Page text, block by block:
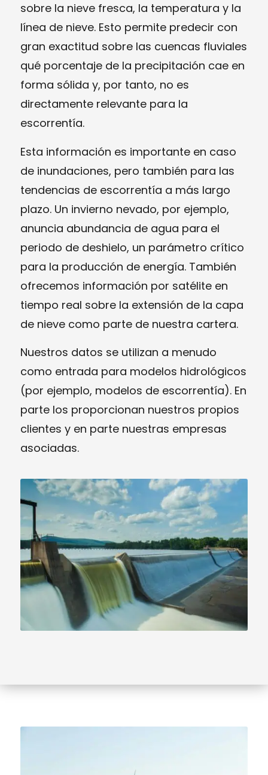
sobre la nieve fresca, la temperatura y la
línea de nieve. Esto permite predecir con
gran exactitud sobre las cuencas fluviales
qué porcentaje de la precipitación cae en
forma sólida y, por tanto, no es
directamente relevante para la
escorrentía.
Esta información es importante en caso
de inundaciones, pero también para las
tendencias de escorrentía a más largo
plazo. Un invierno nevado, por ejemplo,
anuncia abundancia de agua para el
periodo de deshielo, un parámetro crítico
para la producción de energía. También
ofrecemos información por satélite en
tiempo real sobre la extensión de la capa
de nieve como parte de nuestra cartera.
Nuestros datos se utilizan a menudo
como entrada para modelos hidrológicos
(por ejemplo, modelos de escorrentía). En
parte los proporcionan nuestros propios
clientes y en parte nuestras empresas
asociadas.